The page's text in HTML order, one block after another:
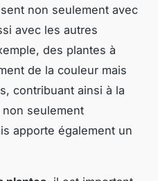
non seulement avec
avec les autres
des plantes à
de la couleur mais
contribuant ainsi à la
seulement
apporte également un